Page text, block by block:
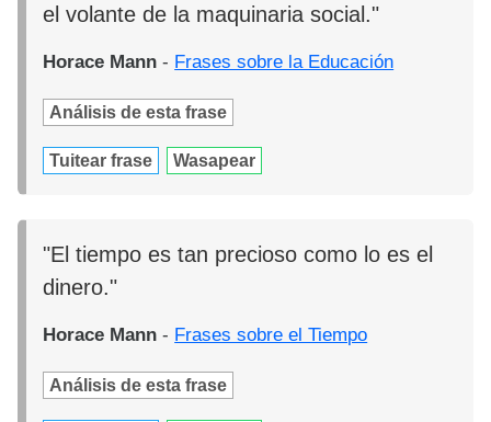
el volante de la maquinaria social."
Horace Mann - Frases sobre la Educación
Análisis de esta frase
Tuitear frase Wasapear
"El tiempo es tan precioso como lo es el
dinero."
Horace Mann - Frases sobre el Tiempo
Análisis de esta frase